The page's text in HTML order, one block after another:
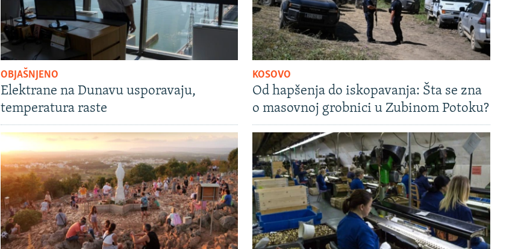
OBJAŠNJENO
Elektrane na Dunavu usporavaju,
temperatura raste
KOSOVO
Od hapšenja do iskopavanja: Šta se zna
o masovnoj grobnici u Zubinom Potoku?